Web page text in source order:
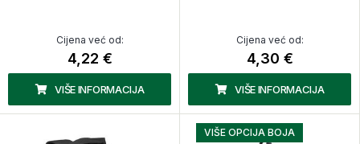
Cijena već od:
4,22 €
VIŠE INFORMACIJA
Cijena već od:
4,30 €
VIŠE INFORMACIJA
VIŠE OPCIJA BOJA